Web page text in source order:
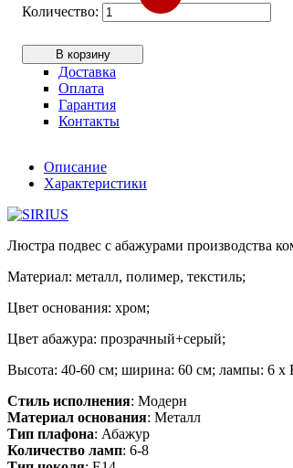
В корзину
Доставка
Оплата
Гарантия
Контакты
Описание
Характеристики
Люстра подвес с абажурами производства
Материал: металл, полимер, текстиль;
Цвет основания: хром;
Цвет абажура: прозрачный+серый;
Высота: 40-60 см; ширина: 60 см; лампы: 6 х
Стиль исполнения: Модерн
Материал основания: Металл
Тип плафона: Абажур
Количество ламп: 6-8